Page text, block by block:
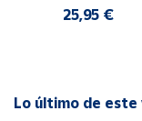
25,95 €
Lo último de